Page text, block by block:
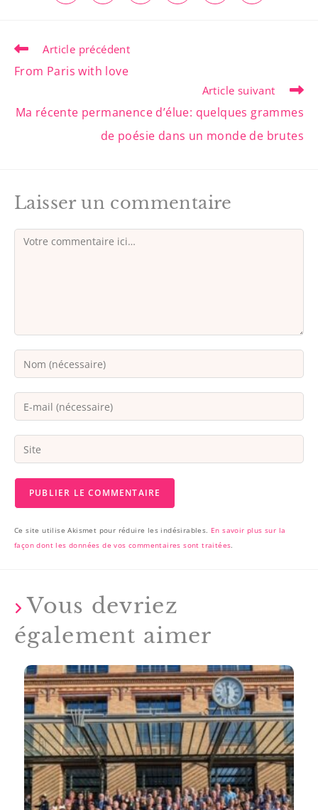
Article précédent
From Paris with love
Article suivant
Ma récente permanence d’élue: quelques grammes
de poésie dans un monde de brutes
Laisser un commentaire
Ce site utilise Akismet pour réduire les indésirables. En savoir plus sur la
façon dont les données de vos commentaires sont traitées.
Vous devriez
également aimer